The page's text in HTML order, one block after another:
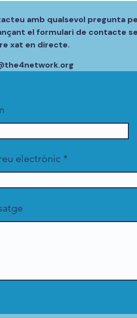
amb qualsevol pregunta
el formulari de contacte
xat en directe.
electrònic